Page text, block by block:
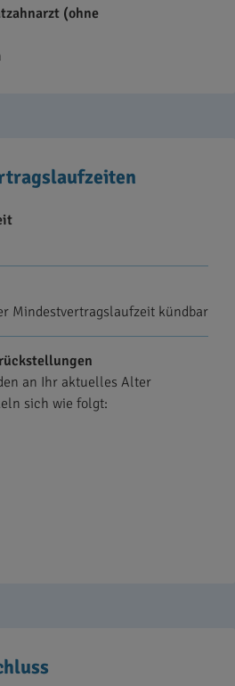
(ohne
Mindestvertragslaufzeit kündbar
an Ihr aktuelles Alter
sich wie folgt: